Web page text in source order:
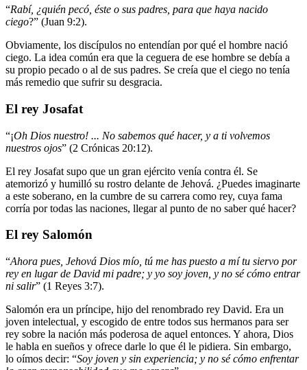
“Rabí, ¿quién pecó, éste o sus padres, para que haya nacido
ciego?” (Juan 9:2).
Obviamente, los discípulos no entendían por qué el hombre nació
ciego. La idea común era que la ceguera de ese hombre se debía a
su propio pecado o al de sus padres. Se creía que el ciego no tenía
más remedio que sufrir su desgracia.
El rey Josafat
“¡Oh Dios nuestro! ... No sabemos qué hacer, y a ti volvemos
nuestros ojos” (2 Crónicas 20:12).
El rey Josafat supo que un gran ejército venía contra él. Se
atemorizó y humilló su rostro delante de Jehová. ¿Puedes imaginarte
a este soberano, en la cumbre de su carrera como rey, cuya fama
corría por todas las naciones, llegar al punto de no saber qué hacer?
El rey Salomón
“Ahora pues, Jehová Dios mío, tú me has puesto a mí tu siervo por
rey en lugar de David mi padre; y yo soy joven, y no sé cómo entrar
ni salir” (1 Reyes 3:7).
Salomón era un príncipe, hijo del renombrado rey David. Era un
joven intelectual, y escogido de entre todos sus hermanos para ser
rey sobre la nación más poderosa de aquel entonces. Y ahora, Dios
le habla en sueños y ofrece darle lo que él le pidiera. Sin embargo,
lo oímos decir: “Soy joven y sin experiencia; y no sé cómo enfrentar